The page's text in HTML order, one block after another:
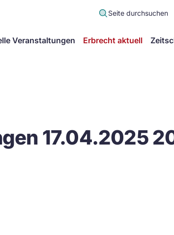
Seite durchsuchen
Veranstaltungen Erbrecht aktuell
17.04.2025